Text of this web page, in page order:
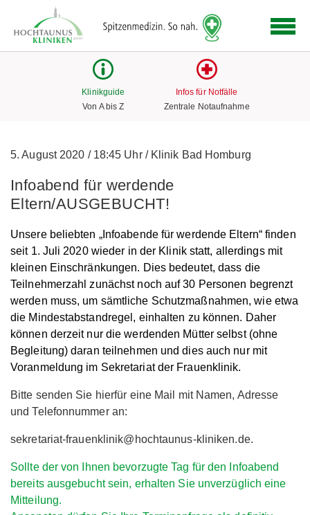
Link
zur
Klinikguide
Von A bis Z
Infos für Notfälle
Zentrale Notaufnahme
5. August 2020 /18:45 Uhr /Klinik Bad Homburg
Infoabend für werdende
Eltern/AUSGEBUCHT!
Unsere beliebten „Infoabende für werdende Eltern“ finden
seit 1. Juli 2020 wieder in der Klinik statt, allerdings mit
kleinen Einschränkungen. Dies bedeutet, dass die
Teilnehmerzahl zunächst noch auf 30 Personen begrenzt
werden muss, um sämtliche Schutzmaßnahmen, wie etwa
die Mindestabstandregel, einhalten zu können. Daher
können derzeit nur die werdenden Mütter selbst (ohne
Begleitung) daran teilnehmen und dies auch nur mit
Voranmeldung im Sekretariat der Frauenklinik.
Bitte senden Sie hierfür eine Mail mit Namen, Adresse
und Telefonnummer an:
sekretariat-frauenklinik@hochtaunus-kliniken.de.
Sollte der von Ihnen bevorzugte Tag für den Infoabend
bereits ausgebucht sein, erhalten Sie unverzüglich eine
Mitteilung.